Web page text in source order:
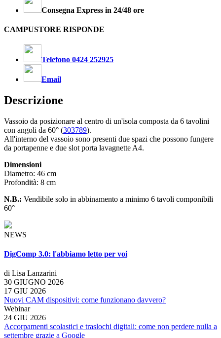
Consegna Express in 24/48 ore
CAMPUSTORE RISPONDE
Telefono 0424 252925
Email
Descrizione
Vassoio da posizionare al centro di un'isola composta da 6 tavolini
con angoli da 60° (303789).
All'interno del vassoio sono presenti due spazi che possono fungere
da portapenne e due slot porta lavagnette A4.
Dimensioni
Diametro: 46 cm
Profondità: 8 cm
N.B.: Vendibile solo in abbinamento a minimo 6 tavoli componibili
60°
NEWS
DigComp 3.0: l'abbiamo letto per voi
di Lisa Lanzarini
30 GIUGNO 2026
17 GIU 2026
Nuovi CAM dispositivi: come funzionano davvero?
Webinar
24 GIU 2026
Accorpamenti scolastici e traslochi digitali: come non perdere nulla a
settembre grazie a Google